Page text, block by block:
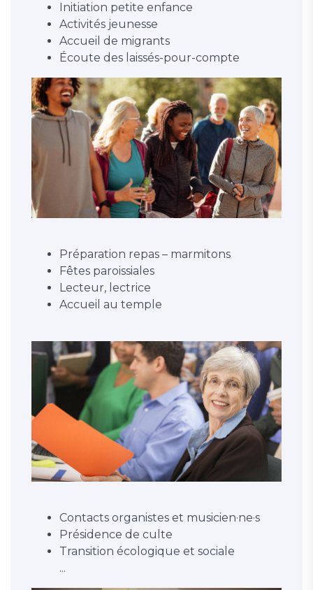
Initiation petite enfance
Activités jeunesse
Accueil de migrants
Écoute des laissés-pour-compte
Préparation repas – marmitons
Fêtes paroissiales
Lecteur, lectrice
Accueil au temple
Contacts organistes et musicien·ne·s
Présidence de culte
Transition écologique et sociale
...